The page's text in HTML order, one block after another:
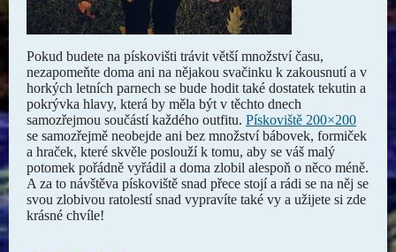
Pokud budete na pískovišti trávit větší množství času,
nezapomeňte doma ani na nějakou svačinku k zakousnutí a v
horkých letních parnech se bude hodit také dostatek tekutin a
pokrývka hlavy, která by měla být v těchto dnech
samozřejmou součástí každého outfitu. Pískoviště 200×200
se samozřejmě neobejde ani bez množství bábovek, formiček
a hraček, které skvěle poslouží k tomu, aby se váš malý
potomek pořádně vyřádil a doma zlobil alespoň o něco méně.
A za to návštěva pískoviště snad přece stojí a rádi se na něj se
svou zlobivou ratolestí snad vypravíte také vy a užijete si zde
krásné chvíle!